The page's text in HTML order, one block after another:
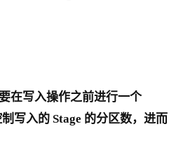
在写入操作之前进行一个
写入的 Stage 的分区数，进而